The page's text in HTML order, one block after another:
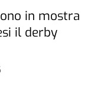
in mostra
il derby